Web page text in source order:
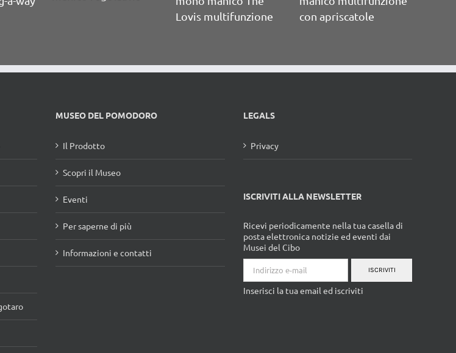
Bewalux
Il Prodotto
Scopri il Museo
Privacy
ISCRIVITI ALLA NEWSLETTER